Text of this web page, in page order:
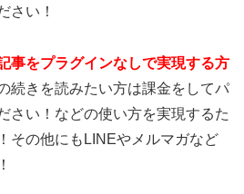
さい！
事をプラグインなしで実現する方
続きを読みたい方は課金をしてパ
さい！などの使い方を実現するた
その他にもLINEやメルマガなど